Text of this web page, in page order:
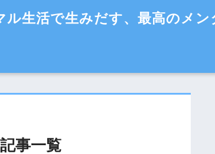
ル生活で生みだす、最高のメ
事一覧